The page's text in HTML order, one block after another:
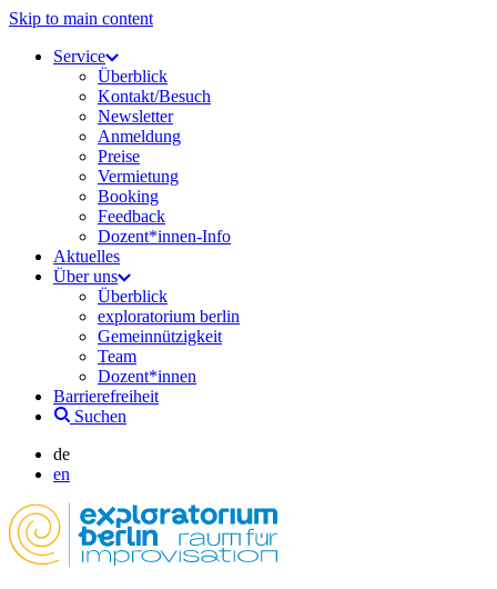
Skip to main content
Service
Überblick
Kontakt/Besuch
Newsletter
Anmeldung
Preise
Vermietung
Booking
Feedback
Dozent*innen-Info
Aktuelles
Über uns
Überblick
exploratorium berlin
Gemeinnützigkeit
Team
Dozent*innen
Barrierefreiheit
Suchen
de
en